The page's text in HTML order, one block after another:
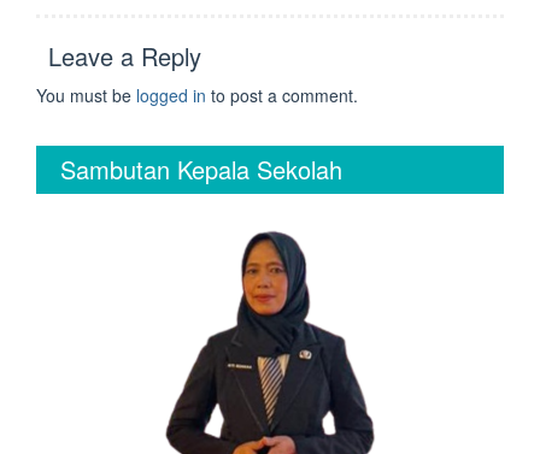
Leave a Reply
You must be logged in to post a comment.
Sambutan Kepala Sekolah